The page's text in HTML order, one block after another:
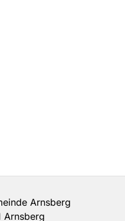
Arnsberg
Arnsberg